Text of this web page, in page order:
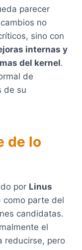
parecer
no
sino con
internas y
del kernel.
de
de su
de lo
por Linus
como parte del
candidatas.
el
reducirse, pero